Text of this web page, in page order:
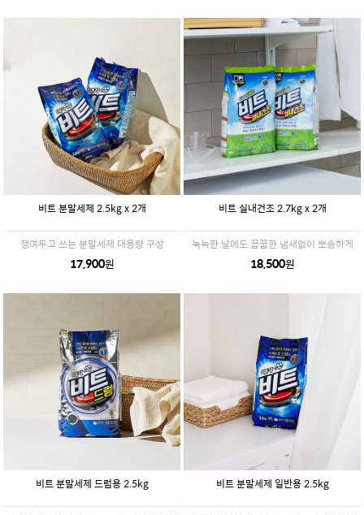
비트 분말세제 2.5kg x 2개
쟁여두고 쓰는 분말세제 대용량 구성
17,900원
비트 실내건조 2.7kg x 2개
눅눅한 날에도 꿉꿉한 냄새없이 뽀송하게
18,500원
비트 분말세제 드럼용 2.5kg 비트 분말세제 일반용 2.5kg